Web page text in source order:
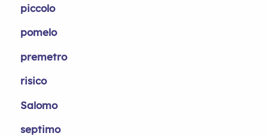
piccolo
pomelo
premetro
risico
Salomo
septimo